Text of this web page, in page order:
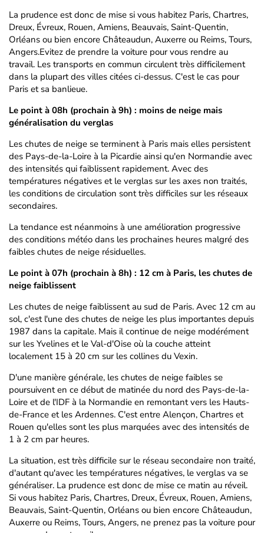
La prudence est donc de mise si vous habitez Paris, Chartres,
Dreux, Évreux, Rouen, Amiens, Beauvais, Saint-Quentin,
Orléans ou bien encore Châteaudun, Auxerre ou Reims, Tours,
Angers.Evitez de prendre la voiture pour vous rendre au
travail. Les transports en commun circulent très difficilement
dans la plupart des villes citées ci-dessus. C'est le cas pour
Paris et sa banlieue.
Le point à 08h (prochain à 9h) : moins de neige mais
généralisation du verglas
Les chutes de neige se terminent à Paris mais elles persistent
des Pays-de-la-Loire à la Picardie ainsi qu'en Normandie avec
des intensités qui faiblissent rapidement. Avec des
températures négatives et le verglas sur les axes non traités,
les conditions de circulation sont très difficiles sur les réseaux
secondaires.
La tendance est néanmoins à une amélioration progressive
des conditions météo dans les prochaines heures malgré des
faibles chutes de neige résiduelles.
Le point à 07h (prochain à 8h) : 12 cm à Paris, les chutes de
neige faiblissent
Les chutes de neige faiblissent au sud de Paris. Avec 12 cm au
sol, c'est l'une des chutes de neige les plus importantes depuis
1987 dans la capitale. Mais il continue de neige modérément
sur les Yvelines et le Val-d'Oise où la couche atteint
localement 15 à 20 cm sur les collines du Vexin.
D'une manière générale, les chutes de neige faibles se
poursuivent en ce début de matinée du nord des Pays-de-la-
Loire et de l'IDF à la Normandie en remontant vers les Hauts-
de-France et les Ardennes. C'est entre Alençon, Chartres et
Rouen qu'elles sont les plus marquées avec des intensités de
1 à 2 cm par heures.
La situation, est très difficile sur le réseau secondaire non traité,
d'autant qu'avec les températures négatives, le verglas va se
généraliser. La prudence est donc de mise ce matin au réveil.
Si vous habitez Paris, Chartres, Dreux, Évreux, Rouen, Amiens,
Beauvais, Saint-Quentin, Orléans ou bien encore Châteaudun,
Auxerre ou Reims, Tours, Angers, ne prenez pas la voiture pour